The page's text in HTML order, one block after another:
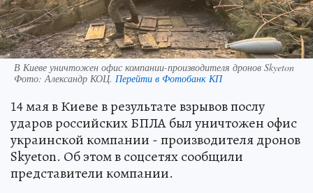
В Киеве уничтожен офис компании-производителя дронов Skyeton
Фото:Александр КОЦ. Перейти в Фотобанк КП
14 мая в Киеве в результате взрывов послу
ударов российских БПЛА был уничтожен офис
украинской компании - производителя дронов
Skyeton. Об этом в соцсетях сообщили
представители компании.